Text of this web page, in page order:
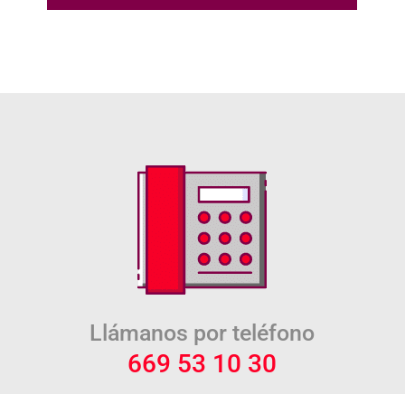
Llámanos por teléfono
669 53 10 30